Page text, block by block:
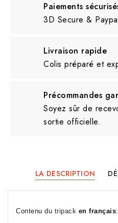
Paiements
3D Secure &
Livraison rapide
Colis préparé et
Précommandes
Soyez sûr de
sortie officielle.
LA DESCRIPTION
Contenu du tripack en français: